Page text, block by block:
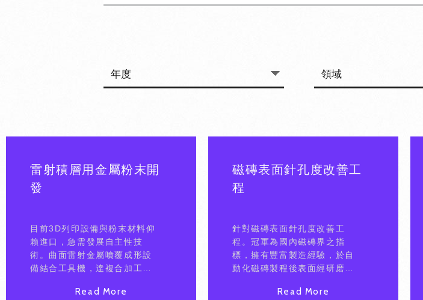
雷射積層用金屬粉末開
發
目前3D列印設備與粉末材料仰
賴進口，急需發展自主性技
術。曲面雷射金屬噴覆成形設
備結合工具機，達複合加工效
及大尺寸等多項優勢，應用於
Read More
磁磚表面針孔度改善工
程
針對磁磚表面針孔度改善工
程。冠軍為國內磁磚界之指
標，擁有豐富製造經驗，於自
動化磁磚製程後表面經研磨拋
果，但往往表面有微細之針孔
Read More